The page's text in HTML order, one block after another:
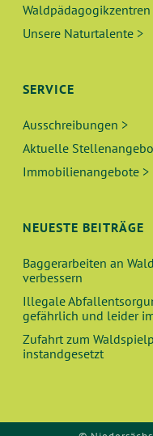
Waldpädagogikzentren
Unsere Naturtalente >
SERVICE
Ausschreibungen >
Aktuelle
Immobilienangebote >
NEUESTE BEITRÄGE
Baggerarbeiten an
verbessern
Illegale
gefährlich und leider
Zufahrt zum
instandgesetzt